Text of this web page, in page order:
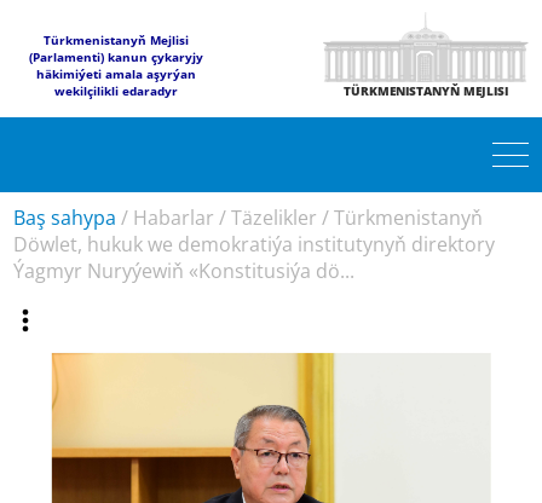
Türkmenistanyň Mejlisi
(Parlamenti) kanun çykaryjy
häkimiýeti amala aşyrýan
wekilçilikli edaradyr
TÜRKMENISTANYŇ MEJLISI
Baş sahypa / Habarlar /Täzelikler /Türkmenistanyň
Döwlet, hukuk we demokratiýa institutynyň direktory
Ýagmyr Nuryýewiň «Konstitusiýa dö...